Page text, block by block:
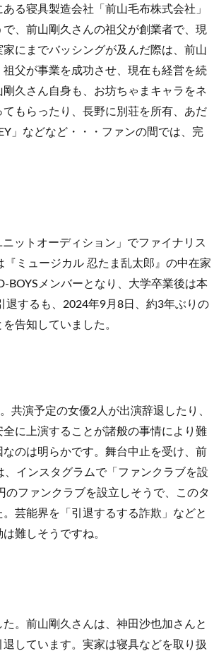
る寝具製造会社「前山毛布株式会社」
、前山剛久さんの祖父が創業者で、現
にまでバッシングが及んだ際は、前山
父が事業を成功させ、現在も経営を続
久さん自身も、お坊ちゃまキャラをネ
もらったり、長野に別荘を所有、あだ
」などなど・・・ファンの間では、完
ットオーディション」でファイナリス
ミュージカル 忍たま乱太郎』の中在家
BOYSメンバーとなり、大学卒業後は本
するも、2024年9月8日、約3年ぶりの
告知していました。
共演予定の女優2人が出演辞退したり、
に上演することが諸般の事情により難
のは明らかです。舞台中止を受け、前
インスタグラムで「ファンクラブを設
ファンクラブを設立しそうで、このタ
芸能界を「引退するする詐欺」などと
難しそうですね。
。前山剛久さんは、神田沙也加さんと
しています。実家は寝具などを取り扱